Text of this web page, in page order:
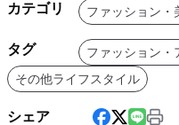
カテゴリ ファッション・
タグ ファッション・
その他ライフスタイル
シェア